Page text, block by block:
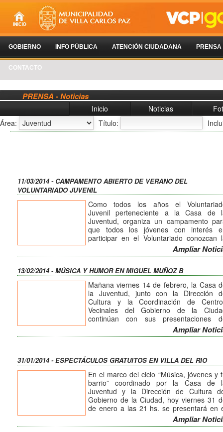
GOBIERNO INFO PÚBLICA ATENCIÓN CIUDADANA PRENSA
CONTACTO
PRENSA - Noticias
Inicio Noticias
Área:
Título:
11/03/2014 - CAMPAMENTO ABIERTO DE VERANO DEL
VOLUNTARIADO JUVENIL
Como todos los años el
Juvenil perteneciente a la Casa de
Juventud, organiza un campamento
que todos los jóvenes con interés
participar en el Voluntariado conozcan
dinámica de trabajo, se integren al
de trabajo y planteen los objetivos
En esta oportunidad el campamento
realizará en el camping Hakuna-Matata,
días 22, 23 y 24 de marzo, Villa la
(a 7km de Alta Gracia).
Para mayor información e
comunicarse al teléfono: 436433,
Casa de la Juventud Vcp, o
a la dirección: Av. Libertad 109.
Ampliar
13/02/2014 - MÚSICA Y HUMOR EN MIGUEL MUÑOZ B
Mañana viernes 14 de febrero, la Casa
la Juventud, junto con la Dirección
Cultura y la Coordinación de
Vecinales del Gobierno de la
continúan con sus presentaciones
verano por los barrios destinadas a
jóvenes de la ciudad.
instalará un escenario, donde subirá
escena el Ensamble del Centro
Educación Musical y el humorista
Prietto desde las 21 hs.
Ampliar
31/01/2014 - ESPECTÁCULOS GRATUITOS EN VILLA DEL RIO
En el marco del ciclo “Música, jóvenes y
barrio” coordinado por la Casa de
Juventud y la Dirección de Cultura
Gobierno de la Ciudad, hoy viernes 31
de enero a las 21 hs. se presentará en
barrio Villa del Río (Ayacucho
India) una noche única con Arteria,
Ampliar